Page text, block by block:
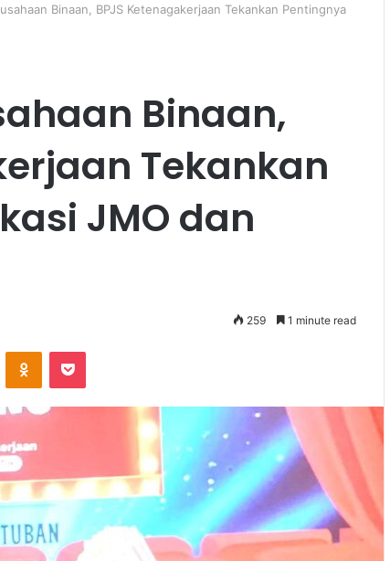
Binaan, BPJS Ketenagakerjaan Tekankan Pentingnya
Binaan,
Tekankan
JMO dan
259 1 minute read